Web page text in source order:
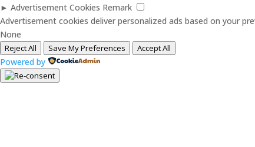
► Advertisement Cookies Remark
Advertisement cookies deliver personalized ads based on your
None
Reject All Save My Preferences Accept All
Powered by